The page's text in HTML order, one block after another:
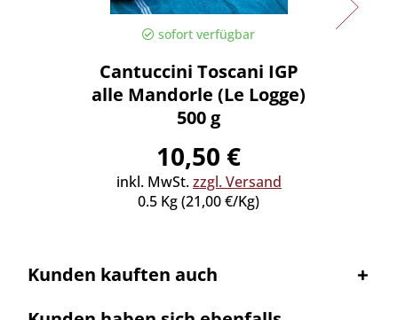
sofort verfügbar
Cantuccini Toscani IGP
alle Mandorle (Le Logge)
500 g
10,50 €
inkl. MwSt.zzgl. Versand
0.5 Kg (21,00 €/Kg)
Kunden kauften auch